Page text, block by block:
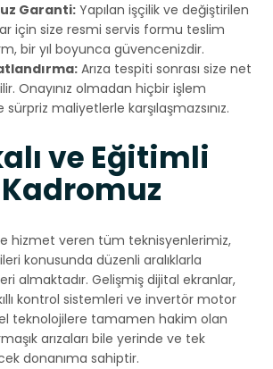
Garanti:Yapılan işçilik ve değiştirilen
için size resmi servis formu teslim
bir yıl boyunca güvencenizdir.
Arıza tespiti sonrası size net
Onayınız olmadan hiçbir işlem
sürpriz maliyetlerle karşılaşmazsınız.
ve Eğitimli
hizmet veren tüm teknisyenlerimiz,
konusunda düzenli aralıklarla
almaktadır. Gelişmiş dijital ekranlar,
kontrol sistemleri ve invertör motor
teknolojilere tamamen hakim olan
arızaları bile yerinde ve tek
donanıma sahiptir.